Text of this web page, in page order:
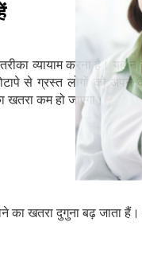
व्यायाम करना है। यह
से ग्रस्त लोगों को अपने
खतरा कम हो जाएगा।
का खतरा दुगुना बढ़ जाता